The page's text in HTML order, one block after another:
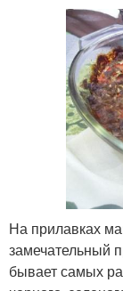
На прилавках
замечательный
бывает самых